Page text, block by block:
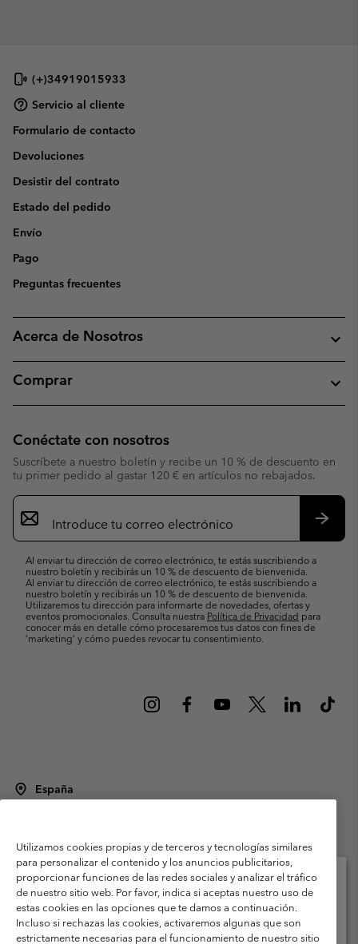
(+)34919015933
Servicio al cliente
Formulario de contacto
Devoluciones
Desistir del contrato
Estado del pedido
Envío
Pago
Preguntas frecuentes
Acerca de Nosotros
Comprar
Conéctate con nosotros
Suscríbete a nuestro boletín y recibe un 10 % de descuento en
tu primer pedido al gastar 120 € en artículos no rebajados.
Suscripción
de
correo
Al enviar tu dirección de correo electrónico, te estás suscribiendo a
nuestro boletín y recibirás un 10 % de descuento de bienvenida.
Al enviar tu dirección de correo electrónico, te estás suscribiendo a
nuestro boletín y recibirás un 10 % de descuento de bienvenida.
Utilizaremos tu dirección para informarte de novedades, ofertas y
eventos promocionales. Consulta nuestra Política de Privacidad para
conocer más en detalle cómo procesaremos tus datos con fines de
’marketing’ y cómo puedes revocar tu consentimiento.
España
Condiciones de uso
Terminos de Venta
Garantía
Política de Privacidad
Términos y condiciones del programa de miembros
Términos De Uso Del Contenido Generado Por Los Usuarios
Utilizamos cookies propias y de terceros y tecnologías similares
para personalizar el contenido y los anuncios publicitarios,
proporcionar funciones de las redes sociales y analizar el tráfico
de nuestro sitio web. Por favor, indica si aceptas nuestro uso de
estas cookies en las opciones que te damos a continuación.
Incluso si rechazas las cookies, activaremos algunas que son
estrictamente necesarias para el funcionamiento de nuestro sitio
Selecciona tu país e idioma envío
Compras en línea disponibles